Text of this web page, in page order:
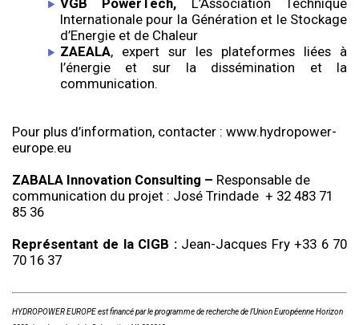
VGB PowerTech, L’Association Technique
Internationale pour la Génération et le Stockage
d’Energie et de Chaleur
ZAEALA, expert sur les plateformes liées à
l’énergie et sur la dissémination et la
communication.
Pour plus d’information, contacter : www.hydropower-
europe.eu
ZABALA Innovation Consulting – Responsable de
communication du projet : José Trindade + 32 483 71
85 36
Représentant de la CIGB :Jean-Jacques Fry +33 6 70
70 16 37
HYDROPOWER EUROPE est financé par le programme de recherche de l’Union Européenne Horizon